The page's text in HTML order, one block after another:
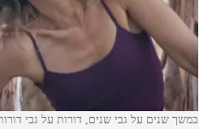
במשך שנים על גבי שנים, דורות על גבי